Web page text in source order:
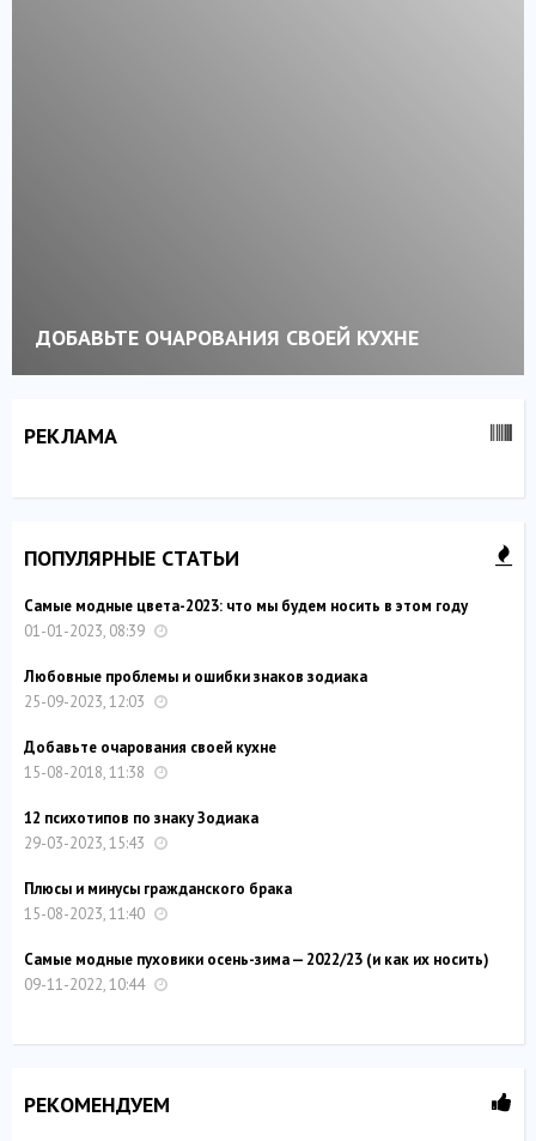
ДОБАВЬТЕ ОЧАРОВАНИЯ СВОЕЙ КУХНЕ
РЕКЛАМА
ПОПУЛЯРНЫЕ СТАТЬИ
Самые модные цвета-2023: что мы будем носить в этом году
01-01-2023, 08:39
Любовные проблемы и ошибки знаков зодиака
25-09-2023, 12:03
Добавьте очарования своей кухне
15-08-2018, 11:38
12 психотипов по знаку Зодиака
29-03-2023, 15:43
Плюсы и минусы гражданского брака
15-08-2023, 11:40
Самые модные пуховики осень-зима — 2022/23 (и как их носить)
09-11-2022, 10:44
РЕКОМЕНДУЕМ